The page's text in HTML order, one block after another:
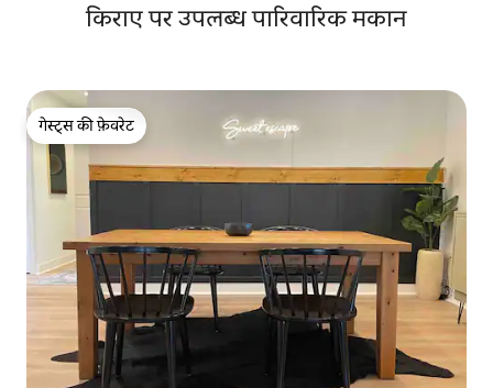
किराए पर उपलब्ध पारिवारिक मकान
गेस्ट्स की फ़ेवरेट
गेस्ट्स की फ़ेवरेट